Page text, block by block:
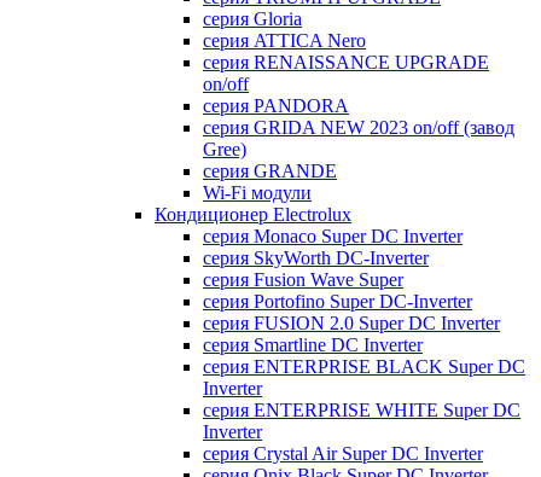
серия Gloria
серия ATTICA Nero
серия RENAISSANCE UPGRADE
on/off
серия PANDORA
серия GRIDA NEW 2023 on/off (завод
Gree)
серия GRANDE
Wi-Fi модули
Кондиционер Electrolux
серия Monaco Super DC Inverter
серия SkyWorth DC-Inverter
серия Fusion Wave Super
серия Portofino Super DC-Inverter
серия FUSION 2.0 Super DC Іnverter
серия Smartline DC Inverter
серия ENTERPRISE BLACK Super DC
Inverter
серия ENTERPRISE WHITE Super DC
Inverter
серия Crystal Air Super DC Inverter